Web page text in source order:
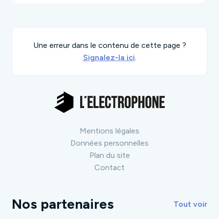
Une erreur dans le contenu de cette page ?
Signalez-la ici.
Mentions légales
Données personnelles
Plan du site
Contact
Nos partenaires Tout voir